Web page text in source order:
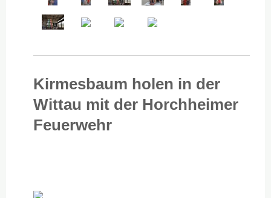
Kirmesbaum holen in der
Wittau mit der Horchheimer
Feuerwehr